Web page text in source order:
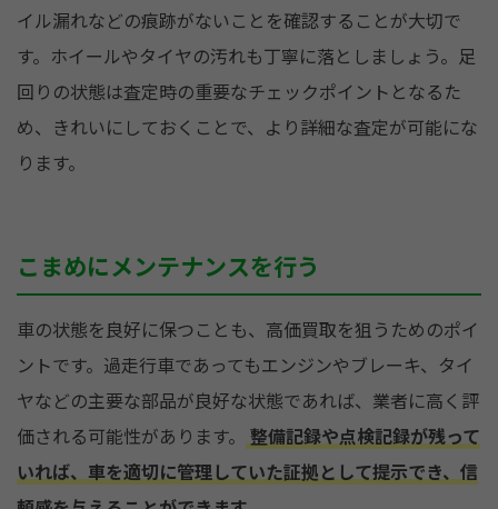
イル漏れなどの痕跡がないことを確認することが大切で
す。ホイールやタイヤの汚れも丁寧に落としましょう。足
回りの状態は査定時の重要なチェックポイントとなるた
め、きれいにしておくことで、より詳細な査定が可能にな
ります。
こまめにメンテナンスを行う
車の状態を良好に保つことも、高価買取を狙うためのポイ
ントです。過走行車であってもエンジンやブレーキ、タイ
ヤなどの主要な部品が良好な状態であれば、業者に高く評
価される可能性があります。
整備記録や点検記録が残って
いれば、車を適切に管理していた証拠として提示でき、信